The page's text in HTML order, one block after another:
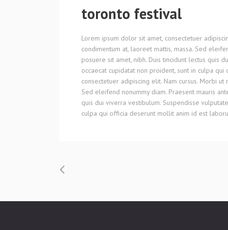
toronto festival
Lorem ipsum dolor sit amet, consectetuer
condimentum at, laoreet mattis, massa. Sed
posuere sit amet, nibh. Duis tincidunt lectus quis
occaecat cupidatat non proident, sunt in culpa
consectetuer adipiscing elit. Nam cursus. Morbi
Sed eleifend nonummy diam. Praesent mauris
quis dui viverra vestibulum. Suspendisse
culpa qui officia deserunt mollit anim id est